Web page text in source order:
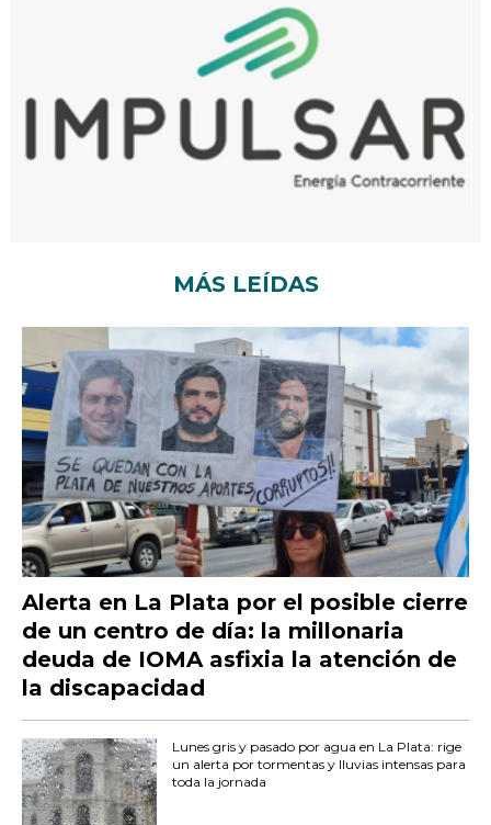
MÁS LEÍDAS
Alerta en La Plata por el posible cierre
de un centro de día: la millonaria
deuda de IOMA asfixia la atención de
la discapacidad
Lunes gris y pasado por agua en La Plata: rige
un alerta por tormentas y lluvias intensas para
toda la jornada